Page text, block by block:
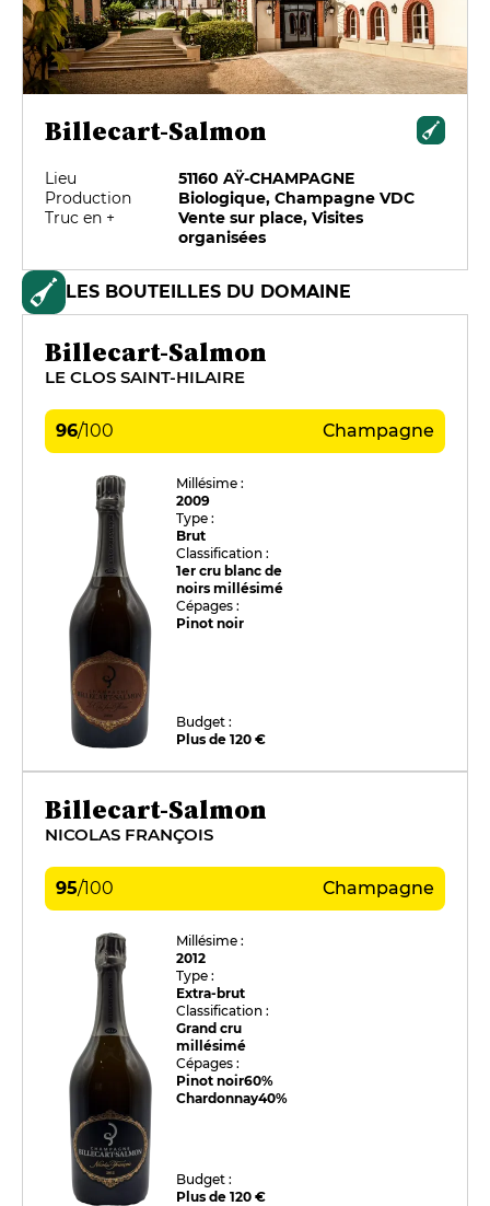
Billecart-Salmon
Lieu
51160 AŸ-CHAMPAGNE
Production
Biologique, Champagne VDC
Truc en +
Vente sur place, Visites
organisées
LES BOUTEILLES DU DOMAINE
Billecart-Salmon
LE CLOS SAINT-HILAIRE
96/100 Champagne
Millésime :
2009
Type :
Brut
Classification :
1er cru blanc de
noirs millésimé
Cépages :
Pinot noir
Budget :
Plus de 120 €
Billecart-Salmon
NICOLAS FRANÇOIS
95/100 Champagne
Millésime :
2012
Type :
Extra-brut
Classification :
Grand cru
millésimé
Cépages :
Pinot noir60%
Chardonnay40%
Budget :
Plus de 120 €